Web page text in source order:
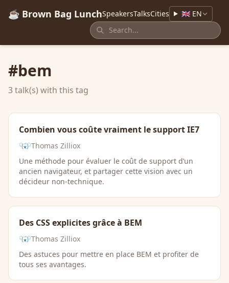
☕ Brown Bag LunchSpeakersTalksCities 🇬🇧 EN
#bem
3 talk(s) with this tag
Combien vous coûte vraiment le support IE7
Thomas Zilliox
Une méthode pour évaluer le coût de support d’un
ancien navigateur, et partager cette vision avec un
décideur non-technique.
Des CSS explicites grâce à BEM
Thomas Zilliox
Des astuces pour mettre en place BEM et profiter de
tous ses avantages.